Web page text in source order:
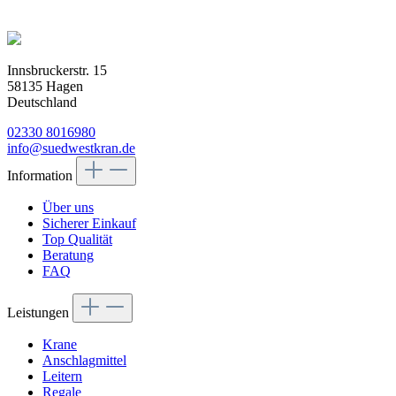
Innsbruckerstr. 15
58135 Hagen
Deutschland
02330 8016980
info@suedwestkran.de
Information
Über uns
Sicherer Einkauf
Top Qualität
Beratung
FAQ
Leistungen
Krane
Anschlagmittel
Leitern
Regale